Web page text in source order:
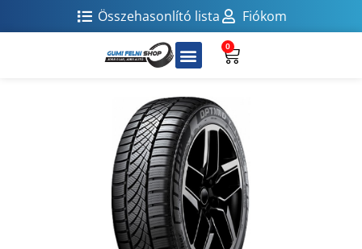
Összehasonlító lista Fiókom
0